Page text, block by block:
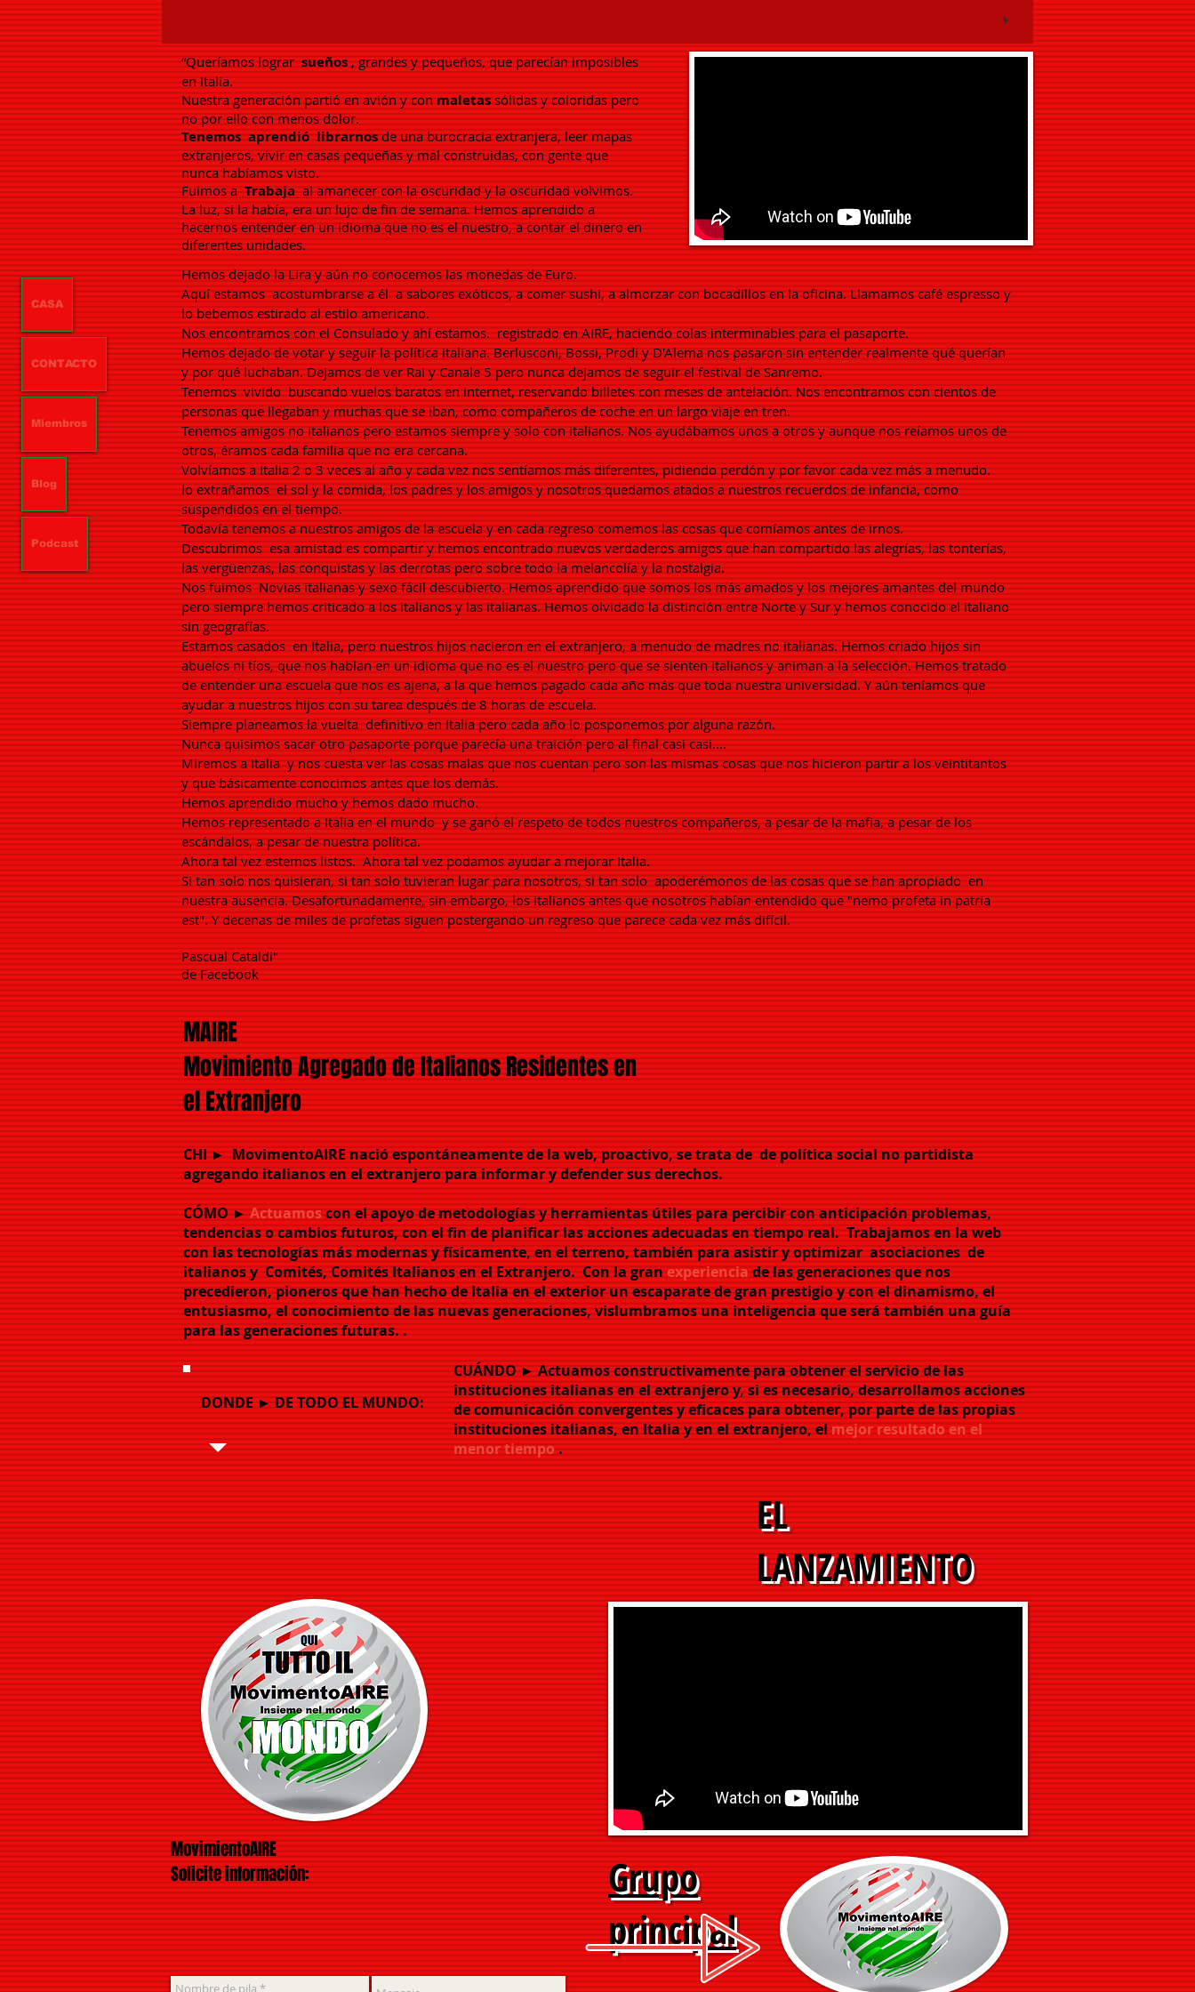
“Queríamos lograr sueños, grandes y pequeños, que parecían imposibles
en Italia.
Nuestra generación partió en avión y conmaletassólidas y coloridas pero
no por ello con menos dolor.
Tenemos aprendió librarnosde una burocracia extranjera, leer mapas
extranjeros, vivir en casas pequeñas y mal construidas, con gente que
nunca habíamos visto.
Fuimos a Trabaja al amanecer con la oscuridad y la oscuridad volvimos.
La luz, si la había, era un lujo de fin de semana. Hemos aprendido a
hacernos entender en un idioma que no es el nuestro, a contar el dinero en
diferentes unidades.
CASA
CONTACTO
Miembros
Blog
Podcast
Hemos dejado la Lira y aún no conocemos las monedas de Euro.
Aquí estamos acostumbrarse a él a sabores exóticos, a comer sushi, a almorzar con bocadillos en la oficina. Llamamos café espresso y
lo bebemos estirado al estilo americano.
Nos encontramos con el Consulado y ahí estamos. registrado en AIRE, haciendo colas interminables para el pasaporte.
Hemos dejado de votar y seguir la política italiana. Berlusconi, Bossi, Prodi y D'Alema nos pasaron sin entender realmente qué querían
y por qué luchaban. Dejamos de ver Rai y Canale 5 pero nunca dejamos de seguir el festival de Sanremo.
Tenemos vivido buscando vuelos baratos en internet, reservando billetes con meses de antelación. Nos encontramos con cientos de
personas que llegaban y muchas que se iban, como compañeros de coche en un largo viaje en tren.
Tenemos amigos no italianos pero estamos siempre y solo con italianos. Nos ayudábamos unos a otros y aunque nos reíamos unos de
otros, éramos cada familia que no era cercana.
Volvíamos a Italia 2 o 3 veces al año y cada vez nos sentíamos más diferentes, pidiendo perdón y por favor cada vez más a menudo.
lo extrañamos el sol y la comida, los padres y los amigos y nosotros quedamos atados a nuestros recuerdos de infancia, como
suspendidos en el tiempo.
Todavía tenemos a nuestros amigos de la escuela y en cada regreso comemos las cosas que comíamos antes de irnos.
Descubrimos esa amistad es compartir y hemos encontrado nuevos verdaderos amigos que han compartido las alegrías, las tonterías,
las vergüenzas, las conquistas y las derrotas pero sobre todo la melancolía y la nostalgia.
Nos fuimos Novias italianas y sexo fácil descubierto. Hemos aprendido que somos los más amados y los mejores amantes del mundo
pero siempre hemos criticado a los italianos y las italianas. Hemos olvidado la distinción entre Norte y Sur y hemos conocido el italiano
sin geografías.
Estamos casados en Italia, pero nuestros hijos nacieron en el extranjero, a menudo de madres no italianas. Hemos criado hijos sin
abuelos ni tíos, que nos hablan en un idioma que no es el nuestro pero que se sienten italianos y animan a la selección. Hemos tratado
de entender una escuela que nos es ajena, a la que hemos pagado cada año más que toda nuestra universidad. Y aún teníamos que
ayudar a nuestros hijos con su tarea después de 8 horas de escuela.
Siempre planeamos la vuelta definitivo en Italia pero cada año lo posponemos por alguna razón.
Nunca quisimos sacar otro pasaporte porque parecía una traición pero al final casi casi....
Miremos a Italia y nos cuesta ver las cosas malas que nos cuentan pero son las mismas cosas que nos hicieron partir a los veintitantos
y que básicamente conocimos antes que los demás.
Hemos aprendido mucho y hemos dado mucho.
Hemos representado a Italia en el mundo y se ganó el respeto de todos nuestros compañeros, a pesar de la mafia, a pesar de los
escándalos, a pesar de nuestra política.
Ahora tal vez estemos listos. Ahora tal vez podamos ayudar a mejorar Italia.
Si tan solo nos quisieran, si tan solo tuvieran lugar para nosotros, si tan solo apoderémonos de las cosas que se han apropiado en
nuestra ausencia. Desafortunadamente, sin embargo, los italianos antes que nosotros habían entendido que "nemo profeta in patria
est". Y decenas de miles de profetas siguen postergando un regreso que parece cada vez más difícil.
Pascual Cataldi"
de Facebook
MAIRE
Movimiento Agregado de Italianos Residentes en
el Extranjero
CHI ► MovimentoAIRE nació espontáneamente de la web, proactivo, se trata de de política social no partidista
agregando italianos en el extranjero para informar y defender sus derechos.
CÓMO ►Actuamoscon el apoyo de metodologías y herramientas útiles para percibir con anticipación problemas,
tendencias o cambios futuros, con el fin de planificar las acciones adecuadas en tiempo real. Trabajamos en la web
con las tecnologías más modernas y físicamente, en el terreno, también para asistir y optimizar asociaciones de
italianos y Comités, Comités Italianos en el Extranjero. Con la granexperienciade las generaciones que nos
precedieron, pioneros que han hecho de Italia en el exterior un escaparate de gran prestigio y con el dinamismo, el
entusiasmo, el conocimiento de las nuevas generaciones, vislumbramos una inteligencia que será también una guía
para las generaciones futuras. .
CUÁNDO ► Actuamosconstructivamentepara obtener el servicio de las
instituciones italianas en el extranjero y, si es necesario, desarrollamos acciones
de comunicación convergentes y eficaces para obtener, por parte de las propias
instituciones italianas, en Italia y en el extranjero, elmejor resultado en el
menor tiempo.
DONDE ► DE TODO EL MUNDO:
EL
LANZAMIENTO
MovimientoAIRE
Solicite información:
Grupo
principal